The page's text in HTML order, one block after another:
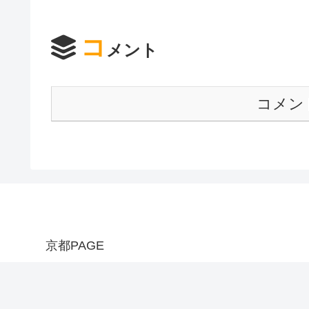
コ メント
コメン
京都PAGE